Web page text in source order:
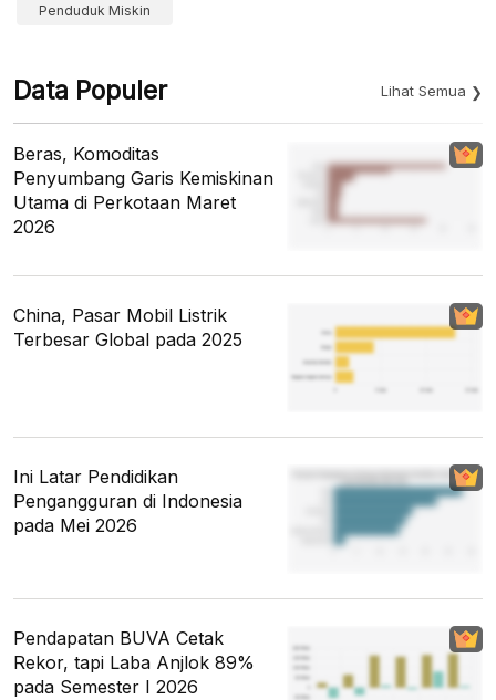
Penduduk Miskin
Data Populer Lihat Semua
Beras, Komoditas
Penyumbang Garis Kemiskinan
Utama di Perkotaan Maret
2026
China, Pasar Mobil Listrik
Terbesar Global pada 2025
Ini Latar Pendidikan
Pengangguran di Indonesia
pada Mei 2026
Pendapatan BUVA Cetak
Rekor, tapi Laba Anjlok 89%
pada Semester I 2026